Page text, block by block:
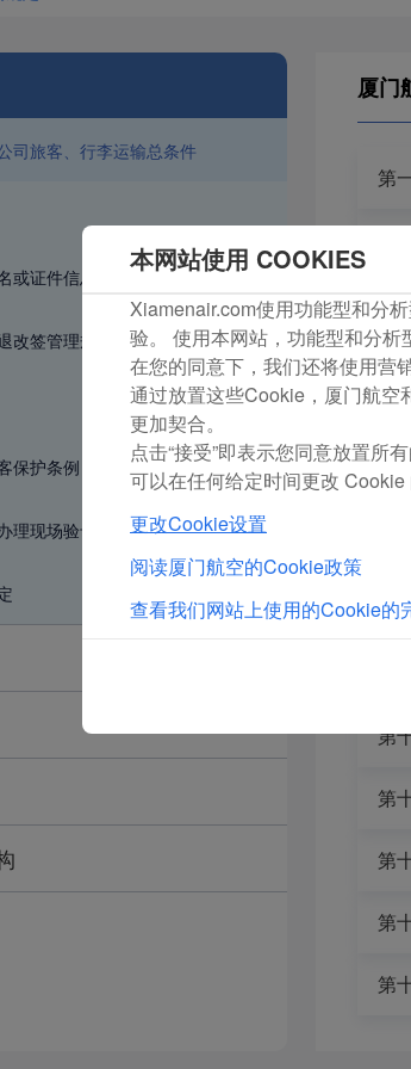
司旅客、行李运输总条件
或证件信息更改
改签管理规定
保护条例
理现场验卡告知函
厦门
第
第
第
第
第
第
第
第
第
第
本网站使用 COOKIES
Xiamenair.com使用功能型和分
验。 使用本网站，功能型和分析
在您的同意下，我们还将使用营
通过放置这些Cookie，厦门航空
更加契合。
点击“接受”即表示您同意放置所
可以在任何给定时间更改 Cookie
更改Cookie设置
阅读厦门航空的Cookie政策
查看我们网站上使用的Cookie的